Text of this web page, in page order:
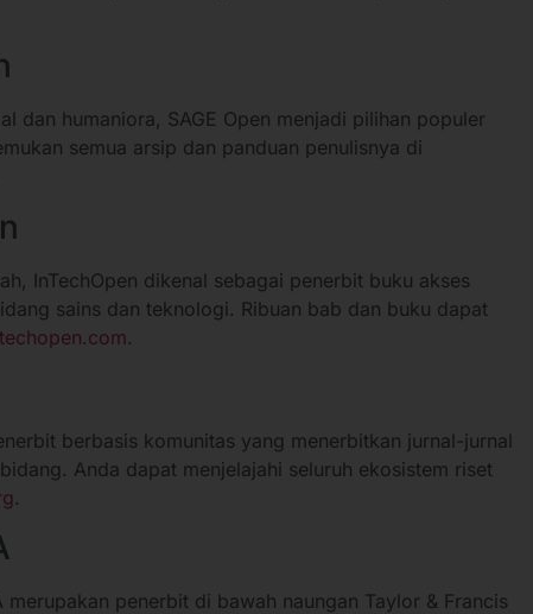
dan humaniora, SAGE Open menjadi pilihan populer
semua arsip dan panduan penulisnya di
InTechOpen dikenal sebagai penerbit buku akses
sains dan teknologi. Ribuan bab dan buku dapat
.
berbasis komunitas yang menerbitkan jurnal-jurnal
Anda dapat menjelajahi seluruh ekosistem riset
.
merupakan penerbit di bawah naungan Taylor & Francis